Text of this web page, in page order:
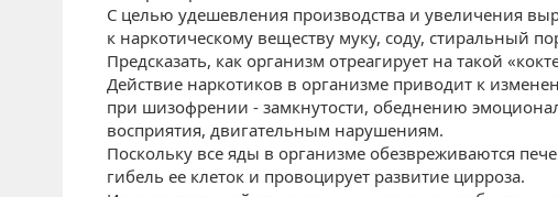
С целью удешевления производства и увеличения
к наркотическому веществу муку, соду, стиральный
Предсказать, как организм отреагирует на такой
Действие наркотиков в организме приводит к
при шизофрении - замкнутости, обеднению
восприятия, двигательным нарушениям.
Поскольку все яды в организме обезвреживаются
гибель ее клеток и провоцирует развитие цирроза.